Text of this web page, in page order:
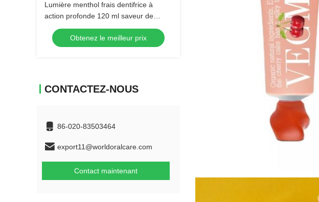
Lumière menthol frais dentifrice à
action profonde 120 ml saveur de
menthe hygiène buccale en gros
Obtenez le meilleur prix
CONTACTEZ-NOUS
86-020-83503464
export11@worldoralcare.com
Contact maintenant